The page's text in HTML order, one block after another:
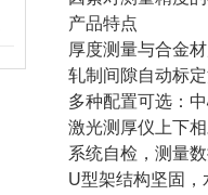
产品特点
厚度测量与合金
轧制间隙自动标
多种配置可选：
激光测厚仪上下
系统自检，测量
U型架结构坚固